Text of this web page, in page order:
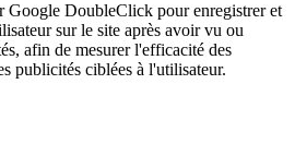
Google DoubleClick pour enregistrer et
sur le site après avoir vu ou
afin de mesurer l'efficacité des
publicités ciblées à l'utilisateur.